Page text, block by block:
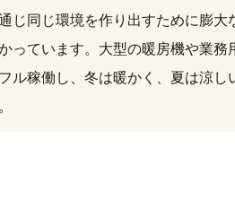
じ同じ環境を作り出すために膨大
っています。大型の暖房機や業務
ル稼働し、冬は暖かく、夏は涼し